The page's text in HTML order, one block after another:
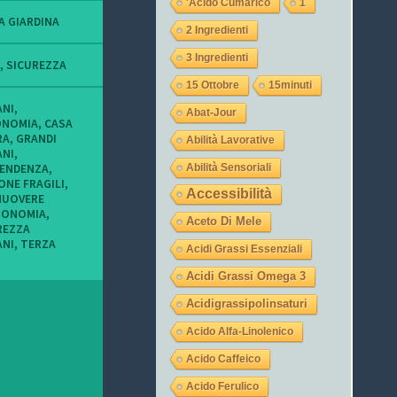
GIARDINA
, SICUREZZA
,
, CASA
, GRANDI
,
,
FRAGILI,
,
, TERZA
o
f
i
l
o
d
i
t
u
c
o
n
i
m
i
e
i
o
c
c
h
i
s
u
F
a
c
e
o
f
i
l
o
d
L
u
r
a
_
o
c
c
h
i
9
s
u
T
w
i
t
t
e
r
o
f
d
i
s
t
a
g
r
a
m
'acido Cumarico 1
2 Ingredienti
3 Ingredienti
15 Ottobre 15minuti
Abat-Jour
Abilità Lavorative
Abilità Sensoriali
Accessibilità
Aceto Di Mele
Acidi Grassi Essenziali
Acidi Grassi Omega 3
Acidigrassipolinsaturi
Acido Alfa-Linolenico
Acido Caffeico
Acido Ferulico